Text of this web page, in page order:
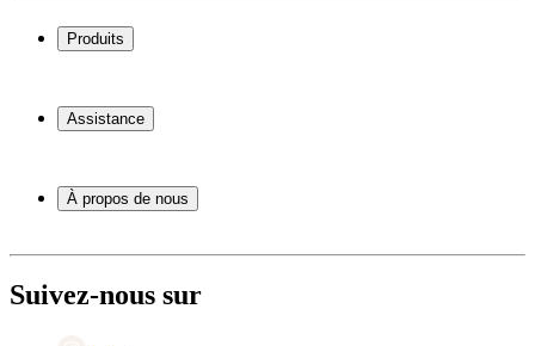
Produits
Casier á vin
Meubles à vin
Assistance
Paiement
Expédition
+44 3308 081634
À propos de nous
Black Friday
Singles Day
Suivez-nous sur